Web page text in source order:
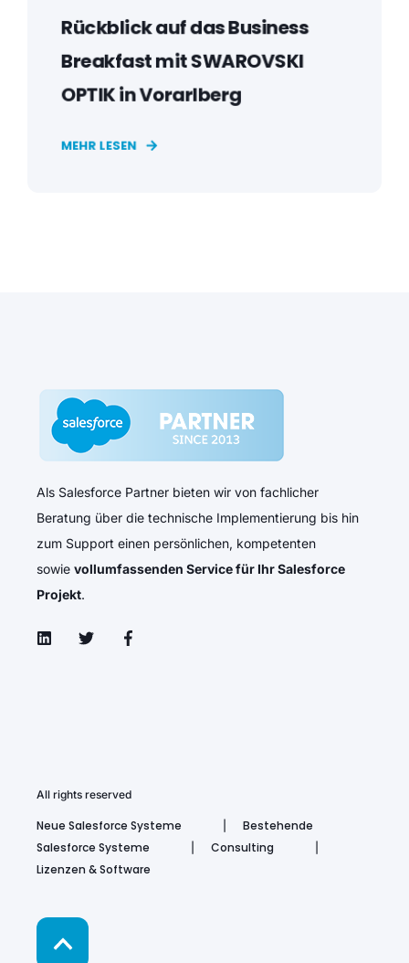
Rückblick auf das Business
Breakfast mit SWAROVSKI
OPTIK in Vorarlberg
MEHR LESEN
Als Salesforce Partner bieten wir von fachlicher
Beratung über die technische Implementierung bis hin
zum Support einen persönlichen, kompetenten
sowie vollumfassenden Service für Ihr Salesforce
Projekt.
All rights reserved
Neue Salesforce Systeme
Bestehende
Salesforce Systeme
Consulting
Lizenzen & Software